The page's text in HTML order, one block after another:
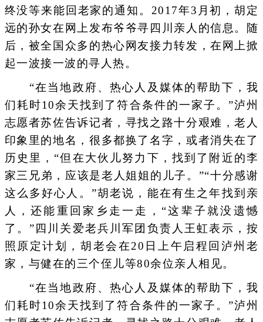
终没等来能回老家的通知。2017年3月初，胡定
远的孙女在网上发布爷爷寻四川亲人的信息。随
后，被全国众多的热心网友接力转发，在网上掀
起一波接一波的寻人热。
“在当地政府、热心人及媒体的帮助下，我
们耗时10余天找到了符合条件的一家子。”泸州
志愿者苏佐告诉记者，寻找之路十分艰难，老人
印象里的地名，很多都换了名字，或者消失在了
历史里，“但在大伙儿努力下，找到了附近的李
家三兄弟，应该是老人姐姐的儿子。”“十分感谢
这么多好心人。”胡老说，能在有生之年找到亲
人，还能重回家乡走一走，“这辈子就没遗憾
了。”四川关爱老兵川军团负责人王虹表示，按
照原定计划，胡老会在20日上午启程回泸州老
家，与健在的三个侄儿等80余位亲人相见。
“在当地政府、热心人及媒体的帮助下，我
们耗时10余天找到了符合条件的一家子。”泸州